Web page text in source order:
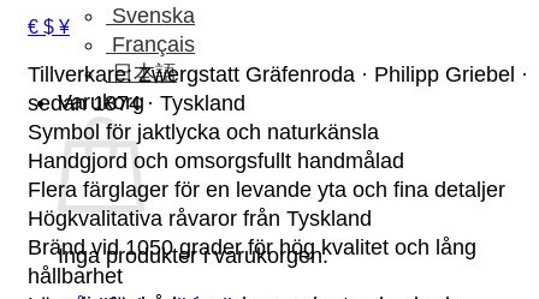
Svenska
Français
日本語
Varukorg
Inga produkter i varukorgen.
€ $ ¥
Tillverkare: Zwergstatt Gräfenroda · Philipp Griebel ·
sedan 1874 · Tyskland
Symbol för jaktlycka och naturkänsla
Handgjord och omsorgsfullt handmålad
Flera färglager för en levande yta och fina detaljer
Högkvalitativa råvaror från Tyskland
Bränd vid 1050 grader för hög kvalitet och lång
hållbarhet